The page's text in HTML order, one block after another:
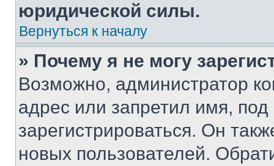
юридической силы.
Вернуться к началу
» Почему я не могу
Возможно, администратор
адрес или запретил имя,
зарегистрироваться. Он
новых пользователей.